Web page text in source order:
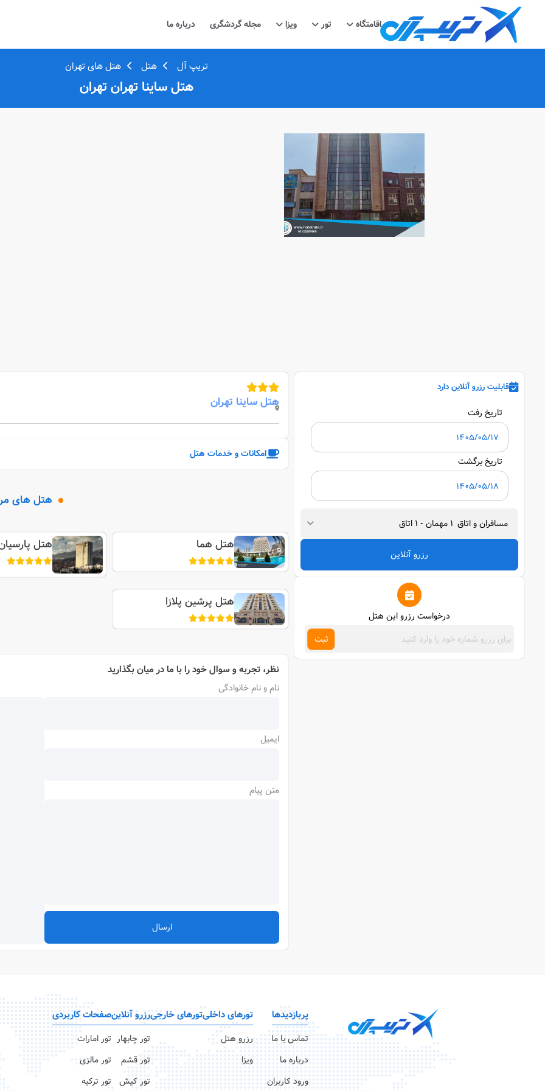
اقامتگاه تور ویزا مجله گردشگری درباره ما
تریپ آل هتل هتل های تهران
هتل ساینا تهران تهران
قابلیت رزرو آنلاین دارد
تاریخ رفت
تاریخ برگشت
مسافران و اتاق 1 مهمان -
1 اتاق
رزرو آنلاین
درخواست رزرو این هتل
ثبت
هتل ساینا تهران
امکانات و خدمات هتل
هتل های
هتل هما هتل پارسیان
هتل پرشین پلازا
نظر، تجربه و سوال خود را با ما در میان بگذارید
نام و نام خانوادگی
ایمیل
متن پیام
ارسال
پربازدیدها
تماس با ما
درباره ما
ورود کاربران
تورهای داخلی
رزرو هتل
ویزا
تورهای خارجیرزرو آنلاین
تور چابهار
تور قشم
تور کیش
صفحات کاربردی
تور امارات
تور مالزی
تور ترکیه